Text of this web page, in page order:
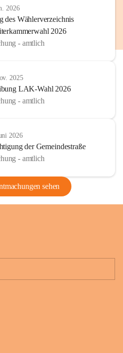
2026
des Wählerverzeichnis
2026
- amtlich
2025
LAK-Wahl 2026
- amtlich
2026
der Gemeindestraße
- amtlich
sehen